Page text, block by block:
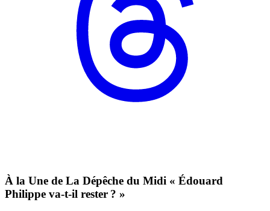
À la Une de La Dépêche du Midi « Édouard
Philippe va-t-il rester ? »